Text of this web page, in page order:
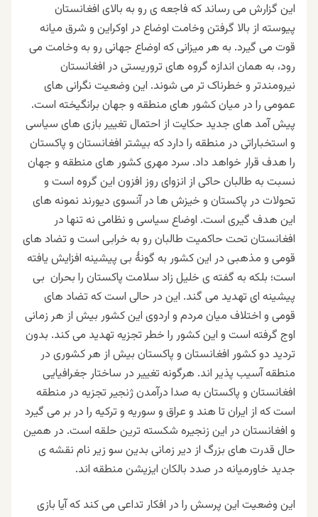
این گزارش می رساند که فاجعه ی رو به بالای افغانستان
پیوسته از بالا گرفتن وخامت اوضاع در اوکراین و شرق میانه
قوت می گیرد. به هر میزانی که اوضاع جهانی رو به وخامت می
رود، به همان اندازه گروه های تروریستی در افغانستان
نیرومندتر ‌و خطرناک تر می شوند. این وضعیت نگرانی های
عمومی را در میان کشور های منطقه و جهان برانگیخته است.
پیش آمد های جدید حکایت از احتمال تغییر بازی های سیاسی
و استخباراتی در منطقه را دارد که بیشتر افغانستان و پاکستان
را هدف قرار خواهد داد. سرد مهری کشور های منطقه و جهان
نسبت به طالبان حاکی از انزوای روز افزون این گروه است و
تحولات در پاکستان و خیزش ها در آنسوی دیورند نمونه های
این هدف گیری است. اوضاع سیاسی و نظامی نه تنها در
افغانستان تحت حاکمیت طالبان رو به خرابی است و تضاد های
قومی و مذهبی در این کشور به گونۀ بی پیشینه افزایش یافته
است؛ بلکه به گفته ی خلیل زاد سلامت پاکستان را بحران بی
پیشینه ای تهدید می گند. این در حالی است که تضاد های
قومی و اختلاف میان مردم و اردوی این کشور بیش از هر زمانی
اوج گرفته است و این کشور را خطر تجزیه تهدید می کند. بدون
تردید دو کشور افغانستان و پاکستان بیش از هر کشوری در
منطقه آسیب پذیر اند. هرگونه تغییر در ساختار جغرافیایی
افغانستان و پاکستان به صدا درآمدن ژنجیر تجزیه در منطقه
است که از ایران تا هند و عراق و سوریه و ترکیه را در بر می گیرد
و افغانستان در این زنجیره شکسته ترین حلقه است. در همین
حال قدرت های بزرگ از دیر زمانی بدین سو زیر نام نقشه ی
جدید خاورمیانه در صدد بالکان ایزیشن منطقه اند.
این وضعیت این پرسش را در افکار تداعی می کند که آیا بازی